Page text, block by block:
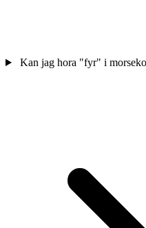
Kan jag hora "fyr" i